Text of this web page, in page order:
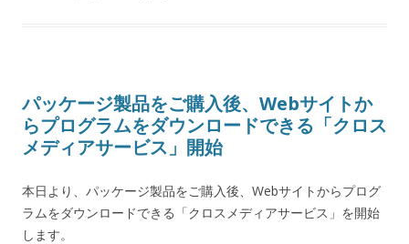
パッケージ製品をご購入後、Webサイトか
らプログラムをダウンロードできる「クロス
メディアサービス」開始
本日より、パッケージ製品をご購入後、Webサイトからプログ
ラムをダウンロードできる「クロスメディアサービス」を開始
します。